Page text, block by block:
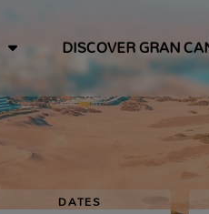
DISCOVER GRAN
DATES